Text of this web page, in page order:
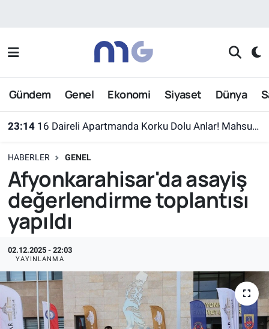
Gündem Genel Ekonomi Siyaset Dünya
23:14 16 Daireli Apartmanda Korku Dolu Anlar! Mahsur Kalanlar Kurtarıldı
HABERLER GENEL
Afyonkarahisar'da asayiş
değerlendirme toplantısı
yapıldı
02.12.2025 - 22:03
YAYINLANMA
Nöbetçi Eczaneler
Hava Durumu
Süper Lig Puan Durumu ve Fikstür
Tüm Manşetler
Son Dakika Haberleri
Haber Arşivi